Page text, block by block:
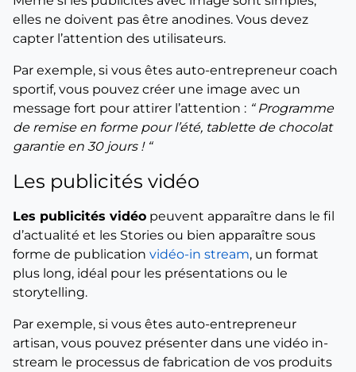
elles ne doivent pas être anodines. Vous devez
capter l’attention des utilisateurs.
Par exemple, si vous êtes auto-entrepreneur coach
sportif, vous pouvez créer une image avec un
message fort pour attirer l’attention : “ Programme
de remise en forme pour l’été, tablette de chocolat
garantie en 30 jours ! “
Les publicités vidéo
Les publicités vidéo peuvent apparaître dans le fil
d’actualité et les Stories ou bien apparaître sous
forme de publication vidéo-in stream, un format
plus long, idéal pour les présentations ou le
storytelling.
Par exemple, si vous êtes auto-entrepreneur
artisan, vous pouvez présenter dans une vidéo in-
stream le processus de fabrication de vos produits